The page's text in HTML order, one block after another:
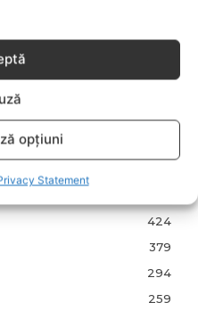
opțiuni
Statement
634
424
379
294
259